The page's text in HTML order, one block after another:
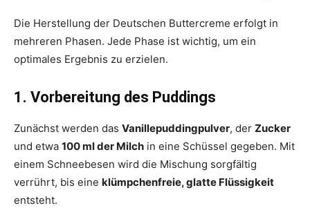
Die Herstellung der Deutschen Buttercreme erfolgt in
mehreren Phasen. Jede Phase ist wichtig, um ein
optimales Ergebnis zu erzielen.
1. Vorbereitung des Puddings
Zunächst werden das Vanillepuddingpulver, der Zucker
und etwa 100 ml der Milch in eine Schüssel gegeben. Mit
einem Schneebesen wird die Mischung sorgfältig
verrührt, bis eine klümpchenfreie, glatte Flüssigkeit
entsteht.